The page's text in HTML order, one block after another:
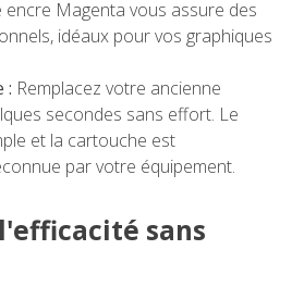
Magenta vous assure des
idéaux pour vos graphiques
: Remplacez votre ancienne
secondes sans effort. Le
et la cartouche est
par votre équipement.
sans